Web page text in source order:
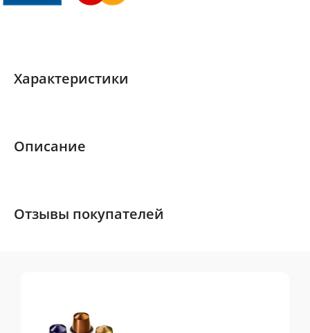
Описание
Характеристики
Отзывы покупателей